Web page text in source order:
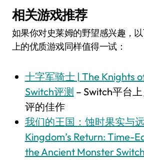
相关游戏推荐
如果你对史莱姆的野望感兴趣，
上的优质游戏同样值得一试：
十字军骑士 | The Knights
Switch评测 – Switch平台
评的佳作
我们的王国：蚀时果实与
Kingdom’s Return: Time-
the Ancient Monster